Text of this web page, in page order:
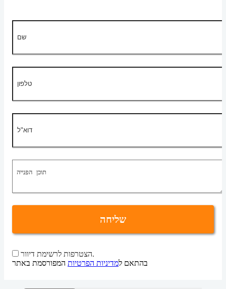
שליחה
הצטרפות לרשימת דיוור.
בהתאם למדיניות הפרטיות המפורסמת באתר